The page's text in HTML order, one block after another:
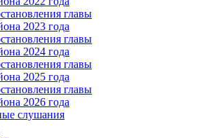
главы
2023 года
главы
2024 года
главы
2025 года
главы
2026 года
слушания